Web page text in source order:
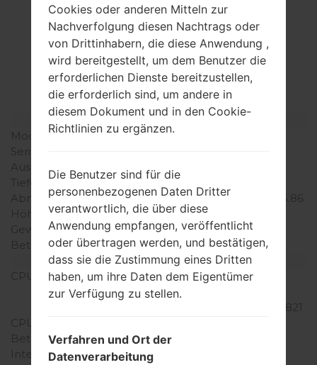
Spezifikation
LGH871(LGH871)
akaLG G6 LTE-A
Modell und seine Eigenschaften
Modell
LGH871
Serie
Ausgabe
März, 2017
Tiefe
7.9 millimeter (0.31 Zoll)
Abmessungen (Breite /
Höhe)
148.9 x 71.9 millimeter (5.86
x 2.83 Zoll)
Gewicht
163 gramm (5.75 unzen)
Betriebssystem
Android 7.0 (Neinugat)
Ausrüstung
CPU
2x2.35 GHz Kryo & 2x1.6
GHz Kryo, Qualcomm
MSM8996 Snapdragon 821
CPU-Kerne
Betriebsgedächtnis
4GB
Interner Speicher
Cookies oder anderen Mitteln zur
Nachverfolgung diesen Nachtrags oder
von Drittinhabern, die diese Anwendung ,
wird bereitgestellt, um dem Benutzer die
erforderlichen Dienste bereitzustellen,
die erforderlich sind, um andere in
diesem Dokument und in den Cookie-
Richtlinien zu ergänzen.
Die Benutzer sind für die
personenbezogenen Daten Dritter
verantwortlich, die über diese
Anwendung empfangen, veröffentlicht
oder übertragen werden, und bestätigen,
dass sie die Zustimmung eines Dritten
haben, um ihre Daten dem Eigentümer
zur Verfügung zu stellen.
Verfahren und Ort der
Datenverarbeitung